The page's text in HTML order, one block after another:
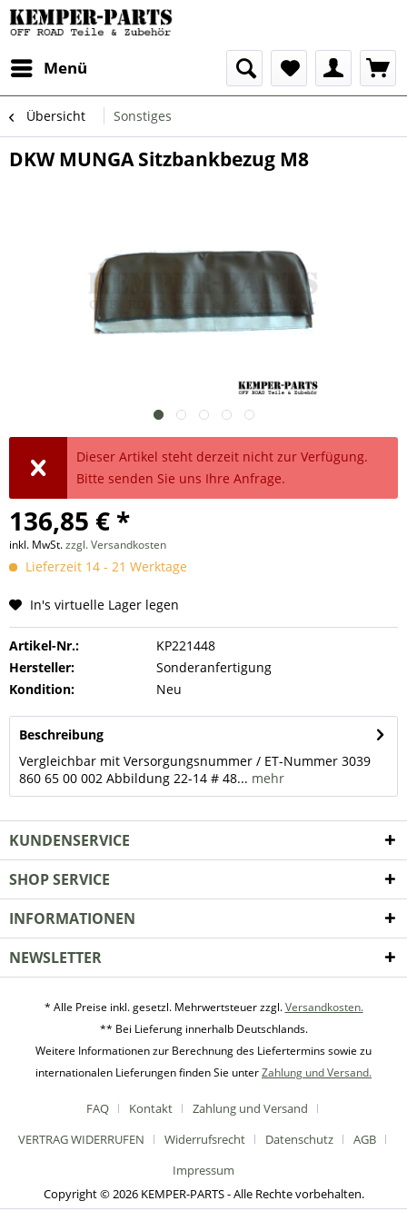
Menü
Übersicht Sonstiges
DKW MUNGA Sitzbankbezug M8
Dieser Artikel steht derzeit nicht zur Verfügung.
Bitte senden Sie uns Ihre Anfrage.
136,85 € *
inkl. MwSt.zzgl. Versandkosten
Lieferzeit 14 - 21 Werktage
In's virtuelle Lager legen
Artikel-Nr.:
KP221448
Hersteller:
Sonderanfertigung
Kondition:
Neu
Beschreibung
Vergleichbar mit Versorgungsnummer / ET-Nummer 3039
860 65 00 002 Abbildung 22-14 # 48... mehr
KUNDENSERVICE
SHOP SERVICE
INFORMATIONEN
NEWSLETTER
* Alle Preise inkl. gesetzl. Mehrwertsteuer zzgl.Versandkosten.
** Bei Lieferung innerhalb Deutschlands.
Weitere Informationen zur Berechnung des Liefertermins sowie zu
internationalen Lieferungen finden Sie unterZahlung und Versand.
FAQ Kontakt
Zahlung und Versand
VERTRAG WIDERRUFEN
Widerrufsrecht Datenschutz
AGB
Impressum
Copyright © 2026 KEMPER-PARTS - Alle Rechte vorbehalten.